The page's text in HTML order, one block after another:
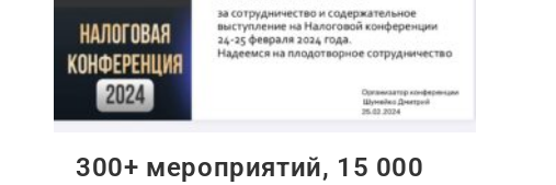
300+ мероприятий, 15 000